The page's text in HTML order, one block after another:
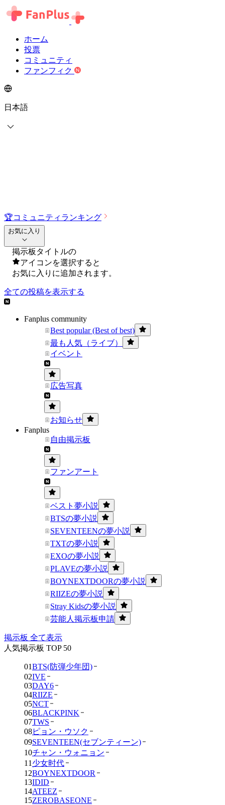
ホーム
投票
コミュニティ
ファンフィク
日本語
🏆コミュニティランキング
お気に入り
掲示板タイトルの
アイコンを選択すると
お気に入りに追加されます。
全ての投稿を表示する
Fanplus community
Best popular (Best of best)
最も人気（ライブ）
イベント
広告写真
お知らせ
Fanplus
自由掲示板
ファンアート
ベスト夢小説
BTSの夢小説
SEVENTEENの夢小説
TXTの夢小説
EXOの夢小説
PLAVEの夢小説
BOYNEXTDOORの夢小説
RIIZEの夢小説
Stray Kidsの夢小説
芸能人掲示板申請
掲示板 全て表示
人気掲示板 TOP 50
01BTS(防弾少年団)
02IVE
03DAY6
04RIIZE
05NCT
06BLACKPINK
07TWS
08ピョン・ウソク
09SEVENTEEN(セブンティーン)
10チャン・ウォニョン
11 少女时代
12BOYNEXTDOOR
13IDID
14ATEEZ
15ZEROBASEONE